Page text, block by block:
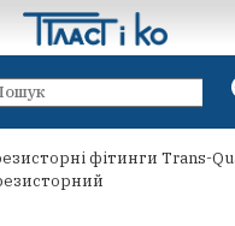
фітинги Trans-